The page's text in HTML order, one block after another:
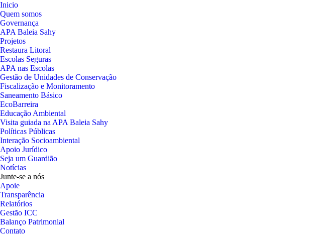
Inicio
Quem somos
Governança
APA Baleia Sahy
Projetos
Restaura Litoral
Escolas Seguras
APA nas Escolas
Gestão de Unidades de Conservação
Fiscalização e Monitoramento
Saneamento Básico
EcoBarreira
Educação Ambiental
Visita guiada na APA Baleia Sahy
Políticas Públicas
Interação Socioambiental
Apoio Jurídico
Seja um Guardião
Notícias
Junte-se a nós
Apoie
Transparência
Relatórios
Gestão ICC
Balanço Patrimonial
Contato